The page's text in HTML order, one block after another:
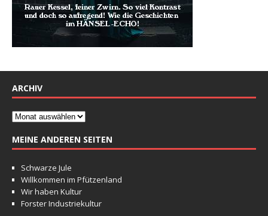
ARCHIV
MEINE ANDEREN SEITEN
Schwarze Jule
Willkommen im Pfützenland
Wir haben Kultur
Forster Industriekultur